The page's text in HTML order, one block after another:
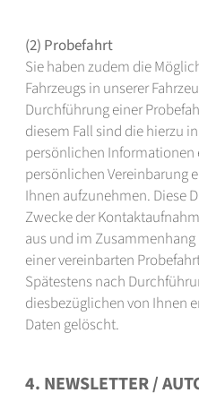
(2) Probefahrt
Sie haben zudem die
Fahrzeugs in unserer
Durchführung einer
diesem Fall sind die hierzu
persönlichen
persönlichen Vereinbarung
Ihnen aufzunehmen. Diese
Zwecke der
aus und im
einer vereinbarten
Spätestens nach
diesbezüglichen von Ihnen
Daten gelöscht.
4. NEWSLETTER /